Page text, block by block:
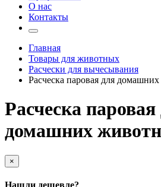
О нас
Контакты
Главная
Товары для животных
Расчески для вычесывания
Расческа паровая для
Расческа паровая
домашних
×